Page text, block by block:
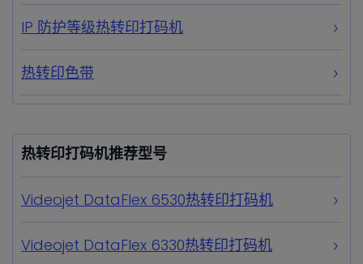
IP 防护等级热转印打码机
热转印色带
热转印打码机推荐型号
Videojet DataFlex 6530热转印打码机
Videojet DataFlex 6330热转印打码机